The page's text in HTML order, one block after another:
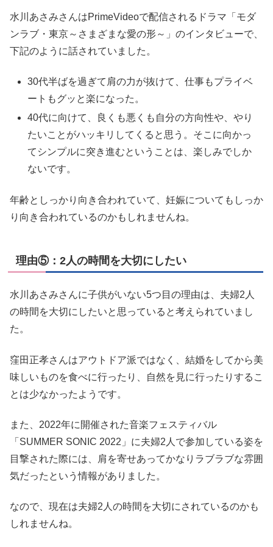
水川あさみさんはPrimeVideoで配信されるドラマ「モダ
ンラブ・東京～さまざまな愛の形～」のインタビューで、
下記のように話されていました。
30代半ばを過ぎて肩の力が抜けて、仕事もプライベ
ートもグッと楽になった。
40代に向けて、良くも悪くも自分の方向性や、やり
たいことがハッキリしてくると思う。そこに向かっ
てシンプルに突き進むということは、楽しみでしか
ないです。
年齢としっかり向き合われていて、妊娠についてもしっか
り向き合われているのかもしれませんね。
理由⑤：2人の時間を大切にしたい
水川あさみさんに子供がいない5つ目の理由は、夫婦2人
の時間を大切にしたいと思っていると考えられていまし
た。
窪田正孝さんはアウトドア派ではなく、結婚をしてから美
味しいものを食べに行ったり、自然を見に行ったりするこ
とは少なかったようです。
また、2022年に開催された音楽フェスティバル
「SUMMER SONIC 2022」に夫婦2人で参加している姿を
目撃された際には、肩を寄せあってかなりラブラブな雰囲
気だったという情報がありました。
なので、現在は夫婦2人の時間を大切にされているのかも
しれませんね。